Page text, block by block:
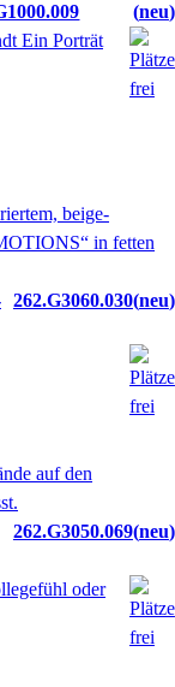
neu
Ein Porträt
262.G3060.030 neu
262.G3050.069 neu
oder